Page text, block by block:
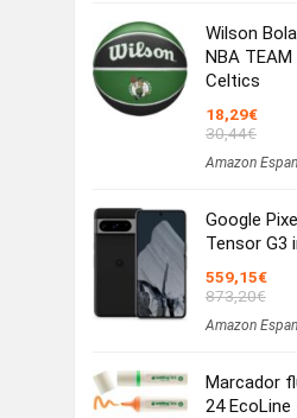
Wilson
NBA
Celtics
18,29€
30,44€
Amazon
Google
Tensor G3
559,15€
873,20€
Amazon
Marcador
24 EcoLine